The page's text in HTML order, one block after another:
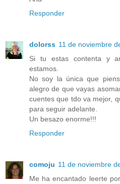
Responder
dolorss 11 de noviembre
Si tu estas contenta y
estamos.
No soy la única que
alegro de que vayas
cuentes que tdo va mejor,
para seguir adelante.
Un besazo enorme!!!
Responder
comoju 11 de noviembre
Me ha encantado leerte